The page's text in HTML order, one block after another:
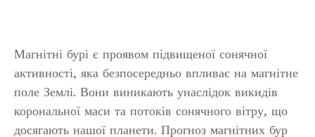
Магнітні бурі є проявом підвищеної сонячної
активності, яка безпосередньо впливає на магнітне
поле Землі. Вони виникають унаслідок викидів
корональної маси та потоків сонячного вітру, що
досягають нашої планети. Прогноз магнітних бур